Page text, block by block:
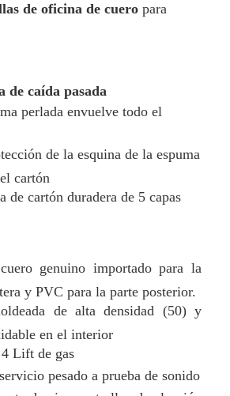
de oficina de cuero para
de caída pasada
perlada envuelve todo el
de la esquina de la espuma
cartón
de cartón duradera de 5 capas
genuino importado para la
y PVC para la parte posterior.
de alta densidad (50) y
en el interior
Lift de gas
pesado a prueba de sonido